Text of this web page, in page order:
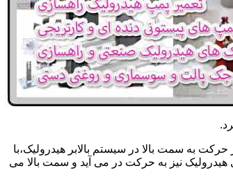
به سمت بالا در سیستم بالابر هیدرولیک،با
نیز به حرکت در می آید و سمت بالا می